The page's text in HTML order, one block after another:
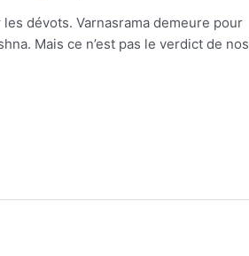
dévots. Varnasrama demeure pour
Mais ce n’est pas le verdict de nos